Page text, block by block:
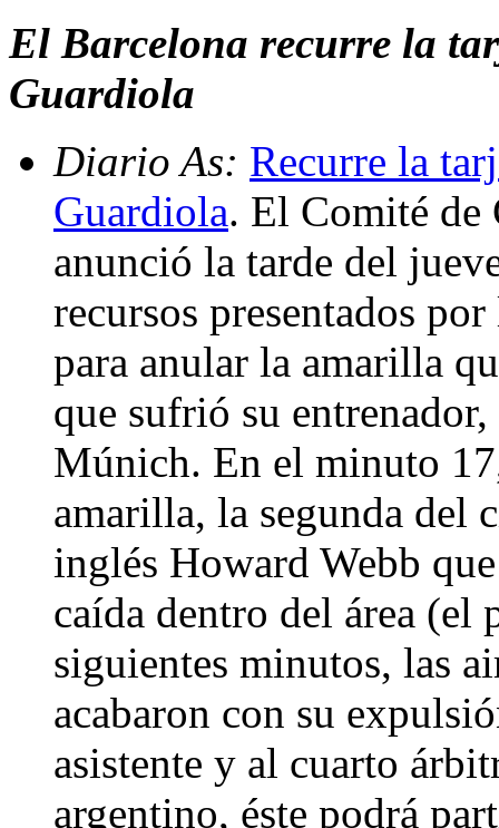
El Barcelona recurre la
Guardiola
Diario As: Recurre la
Guardiola. El Comité
anunció la tarde del
recursos presentados
para anular la amarilla
que sufrió su
Múnich. En el minuto
amarilla, la segunda del
inglés Howard Webb
caída dentro del área
siguientes minutos, las
acabaron con su
asistente y al cuarto
argentino, éste podrá